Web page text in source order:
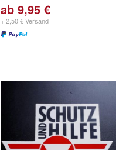
ab 9,95 €
+ 2,50 € Versand